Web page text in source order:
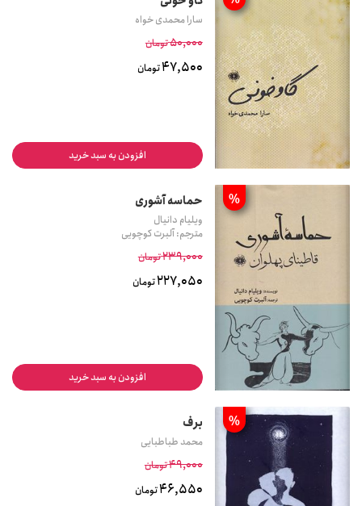
سارا محمدی خواه
50,000تومان
47,500تومان
افزودن به سبد خرید
% حماسه آشوری
ویلیام دانیال
مترجم: آلبرت کوچویی
239,000تومان
227,050تومان
افزودن به سبد خرید
% برف
محمد طباطبایی
49,000تومان
46,550تومان